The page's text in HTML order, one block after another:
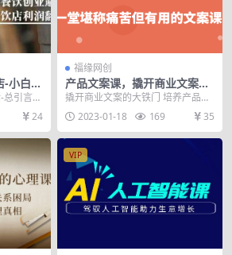
-小白餐
利润翻
引言：
，思
24
福缘网创
产品文案课，撬开商业文案的
大铁门，让你在写文案能力突
飞猛进！
撬开商业文案的大铁门 培养产品思
维、用户视角形成正确的文案观 让
你在写文案的突飞...
2023-01-18 169 35
VIP